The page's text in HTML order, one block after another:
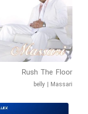
Rush The Floor
belly | Massari